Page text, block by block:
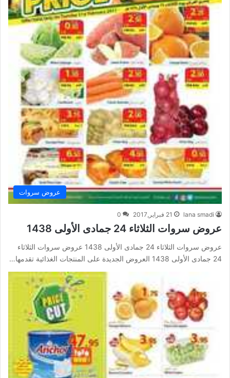
عروض سروات
lana smadi 21 فبراير,2017 0
عروض سروات الثلاثاء 24 جمادى الأولى 1438
عروض سروات الثلاثاء 24 جمادى الأولى 1438 عروض سروات الثلاثاء
24 جمادى الأولى 1438 العروض الجديدة على المنتجات الغذائية تقدمها…